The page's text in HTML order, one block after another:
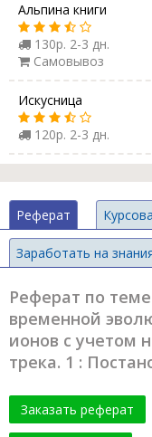
Альпина книги
130р. 2-3 дн.
Самовывоз
Искусница
120р. 2-3 дн.
Реферат
Заработать на
Реферат по
временной
ионов с учетом
трека. 1 :
Заказать реферат